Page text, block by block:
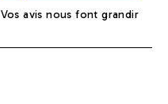
Vos avis nous font grandir